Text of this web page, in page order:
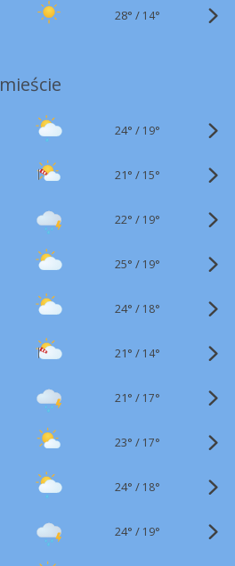
28° / 14°
24° / 19°
21° / 15°
22° / 19°
25° / 19°
24° / 18°
21° / 14°
21° / 17°
23° / 17°
24° / 18°
24° / 19°